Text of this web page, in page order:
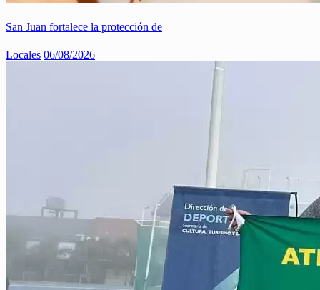
San Juan fortalece la protección de
Locales 06/08/2026